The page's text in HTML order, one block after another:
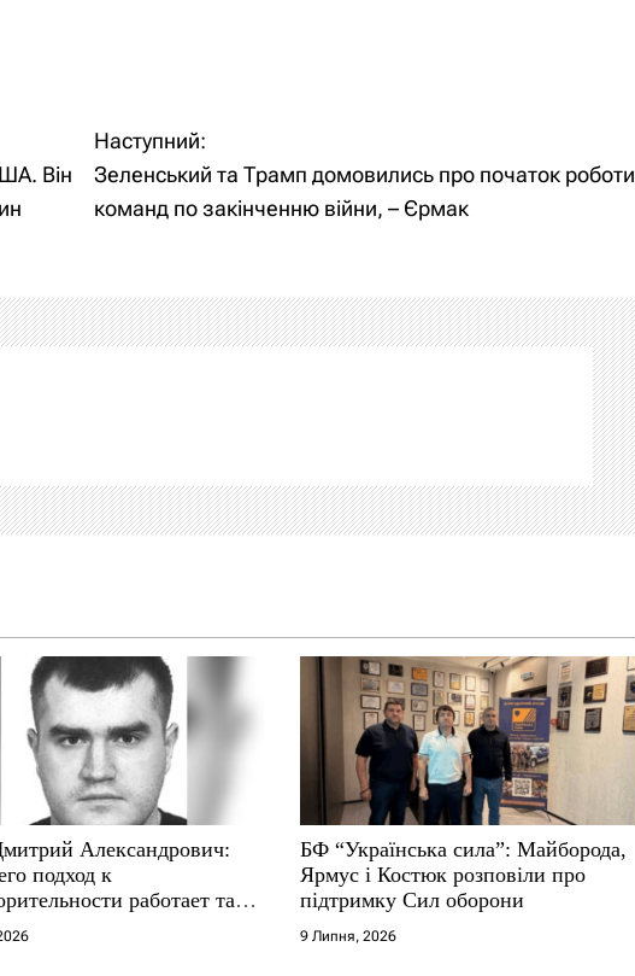
Він
Наступний:
Зеленський та Трамп домовились про початок роботи
команд по закінченню війни, – Єрмак
Александрович:
подход к
работает там,
не выдерживают
БФ “Українська сила”: Майборода,
Ярмус і Костюк розповіли про
підтримку Сил оборони
9 Липня, 2026